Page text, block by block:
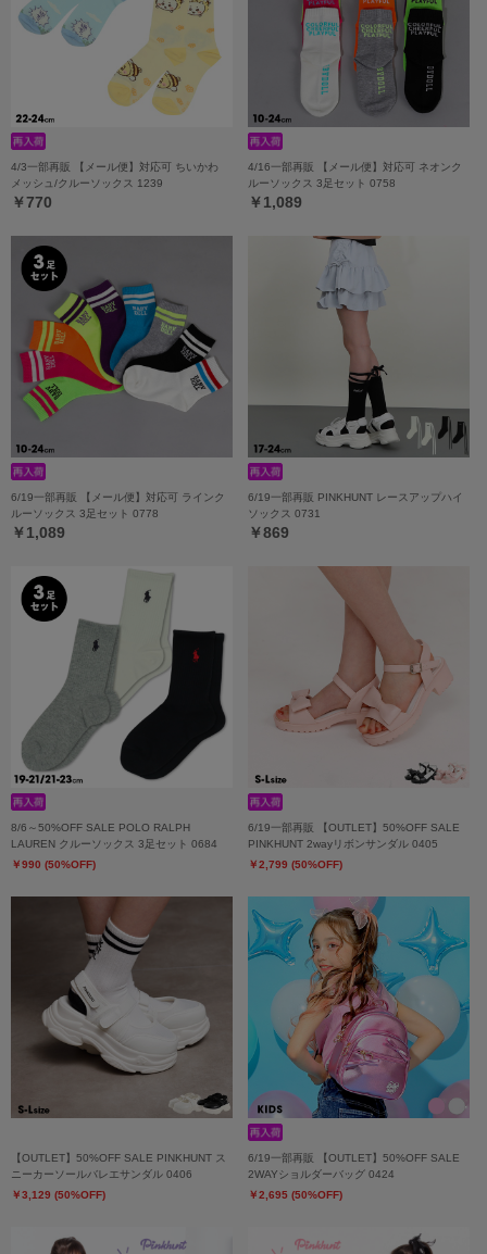
4/3一部再販 【メール便】対応可 ちいかわ
メッシュ/クルーソックス 1239
￥770
4/16一部再販 【メール便】対応可 ネオンク
ルーソックス 3足セット 0758
￥1,089
6/19一部再販 【メール便】対応可 ラインク
ルーソックス 3足セット 0778
￥1,089
6/19一部再販 PINKHUNT レースアップハイ
ソックス 0731
￥869
8/6～50%OFF SALE POLO RALPH
LAUREN クルーソックス 3足セット 0684
￥990 (50%OFF)
6/19一部再販 【OUTLET】50%OFF SALE
PINKHUNT 2wayリボンサンダル 0405
￥2,799 (50%OFF)
【OUTLET】50%OFF SALE PINKHUNT ス
ニーカーソールバレエサンダル 0406
￥3,129 (50%OFF)
6/19一部再販 【OUTLET】50%OFF SALE
2WAYショルダーバッグ 0424
￥2,695 (50%OFF)